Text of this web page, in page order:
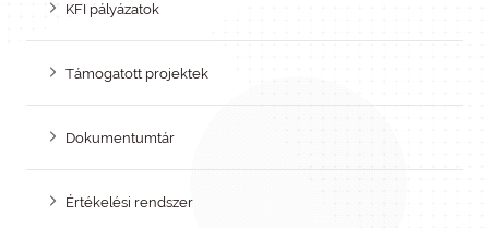
KFI pályázatok
Támogatott projektek
Dokumentumtár
Értékelési rendszer